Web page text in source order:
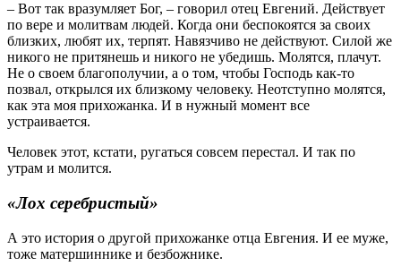
– Вот так вразумляет Бог, – говорил отец Евгений. Действует
по вере и молитвам людей. Когда они беспокоятся за своих
близких, любят их, терпят. Навязчиво не действуют. Силой же
никого не притянешь и никого не убедишь. Молятся, плачут.
Не о своем благополучии, а о том, чтобы Господь как-то
позвал, открылся их близкому человеку. Неотступно молятся,
как эта моя прихожанка. И в нужный момент все
устраивается.
Человек этот, кстати, ругаться совсем перестал. И так по
утрам и молится.
«Лох серебристый»
А это история о другой прихожанке отца Евгения. И ее муже,
тоже матершиннике и безбожнике.